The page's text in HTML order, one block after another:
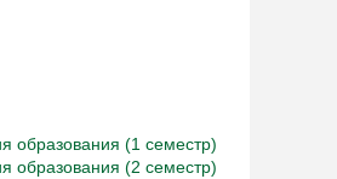
образования (1 семестр)
образования (2 семестр)